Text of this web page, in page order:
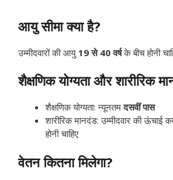
आयु सीमा क्या है?
उम्मीदवारों की आयु 19 से 40 वर्षके बीच होनी
शैक्षणिक योग्यता और शारीरिक
शैक्षणिक योग्यता: न्यूनतमदसवीं पास
शारीरिक मानदंड: उम्मीदवार की
होनी चाहिए
वेतन कितना मिलेगा?